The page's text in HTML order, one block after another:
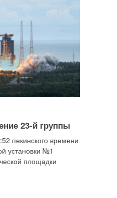
23-й группы
пекинского времени
установки №1
площадки